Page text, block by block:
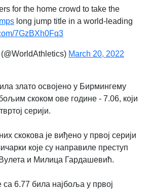
for the home crowd to take the
long jump title in a world-leading
7GzBXh0Fq3
March 20, 2022
злато освојено у Бирмингему
скоком ове године - 7.06, који
серији.
скокова је виђено у првој серији
које су направиле преступ
и Милица Гардашевић.
са 6.77 била најбоља у првој